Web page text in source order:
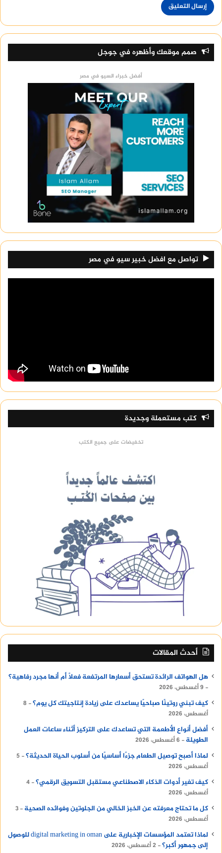
صمم موقعك وأظهره في جوجل
أفضل خبراء السيو في مصر
تواصل مع افضل خبير سيو في مصر
كتب مستعملة وجديدة
تخفيضات على جميع الكتب
أحدث المقالات
هل الهواتف الرائدة تستحق أسعارها المرتفعة فعلًا أم أنها مجرد رفاهية؟
9 أغسطس، 2026
كيف تبني روتينًا صباحيًا يساعدك على زيادة إنتاجيتك كل يوم؟
8
أغسطس، 2026
أفضل أنواع الأطعمة التي تساعدك على التركيز أثناء ساعات العمل
الطويلة
6 أغسطس، 2026
لماذا أصبح توصيل الطعام جزءًا أساسيًا من أسلوب الحياة الحديثة؟
5
أغسطس، 2026
كيف تغير أدوات الذكاء الاصطناعي مستقبل التسويق الرقمي؟ 4
أغسطس، 2026
كل ما تحتاج معرفته عن الخبز الخالي من الجلوتين وفوائده الصحية
3
أغسطس، 2026
لماذا تعتمد المؤسسات الإخبارية على digital marketing in oman للوصول
إلى جمهور أكبر؟ 2 أغسطس، 2026